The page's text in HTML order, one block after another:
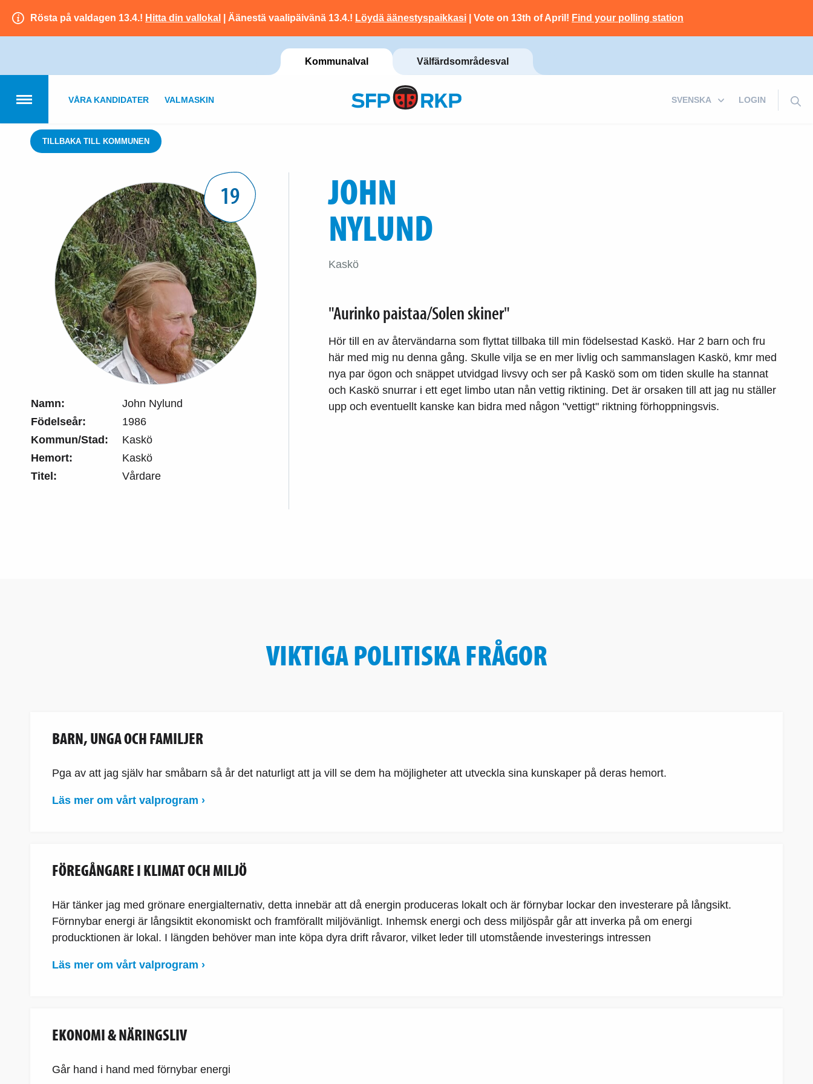
Rösta på valdagen 13.4.! Hitta din vallokal | Äänestä vaalipäivänä 13.4.! Löydä äänestyspaikkasi | Vote on 13th of April! Find your polling station
Kommunalval Välfärdsområdesval
LOGIN
VÅRA KANDIDATER VALMASKIN
TILLBAKA TILL KOMMUNEN
19
Namn:
John Nylund
Födelseår:
1986
Kommun/Stad:
Kaskö
Hemort:
Kaskö
Titel:
Vårdare
JOHN
NYLUND
Kaskö
"Aurinko paistaa/Solen skiner"
Hör till en av återvändarna som flyttat tillbaka till min födelsestad Kaskö. Har 2 barn och fru
här med mig nu denna gång. Skulle vilja se en mer livlig och sammanslagen Kaskö, kmr med
nya par ögon och snäppet utvidgad livsvy och ser på Kaskö som om tiden skulle ha stannat
och Kaskö snurrar i ett eget limbo utan nån vettig riktining. Det är orsaken till att jag nu ställer
upp och eventuellt kanske kan bidra med någon "vettigt" riktning förhoppningsvis.
VIKTIGA POLITISKA FRÅGOR
BARN, UNGA OCH FAMILJER
Pga av att jag själv har småbarn så år det naturligt att ja vill se dem ha möjligheter att utveckla sina kunskaper på deras hemort.
Läs mer om vårt valprogram ›
FÖREGÅNGARE I KLIMAT OCH MILJÖ
Här tänker jag med grönare energialternativ, detta innebär att då energin produceras lokalt och är förnybar lockar den investerare på långsikt.
Förnnybar energi är långsiktit ekonomiskt och framförallt miljövänligt. Inhemsk energi och dess miljöspår går att inverka på om energi
producktionen är lokal. I längden behöver man inte köpa dyra drift råvaror, vilket leder till utomstående investerings intressen
Läs mer om vårt valprogram ›
EKONOMI & NÄRINGSLIV
Går hand i hand med förnybar energi